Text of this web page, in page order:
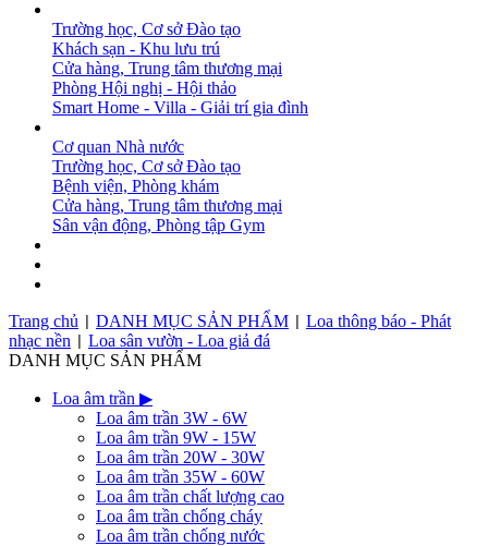
Trường học, Cơ sở Đào tạo
Khách sạn - Khu lưu trú
Cửa hàng, Trung tâm thương mại
Phòng Hội nghị - Hội thảo
Smart Home - Villa - Giải trí gia đình
Cơ quan Nhà nước
Trường học, Cơ sở Đào tạo
Bệnh viện, Phòng khám
Cửa hàng, Trung tâm thương mại
Sân vận động, Phòng tập Gym
Trang chủ
DANH MỤC SẢN PHẨM
Loa thông báo - Phát
nhạc nền
Loa sân vườn - Loa giả đá
DANH MỤC SẢN PHẨM
Loa âm trần ▶
Loa âm trần 3W - 6W
Loa âm trần 9W - 15W
Loa âm trần 20W - 30W
Loa âm trần 35W - 60W
Loa âm trần chất lượng cao
Loa âm trần chống cháy
Loa âm trần chống nước